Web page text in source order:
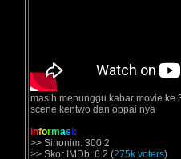
masih menunggu kabar movie ke
scene kentwo dan oppai nya
nformasi:
>> Sinonim: 300 2
>> Skor IMDb: 6.2 (275k voters)